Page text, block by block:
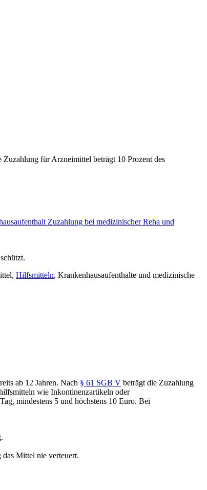
für Arzneimittel beträgt 10 Prozent des
Zuzahlung bei medizinischer Reha und
Hilfsmitteln, Krankenhausaufenthalte und medizinische
ab 12 Jahren. Nach § 61 SGB V beträgt die Zuzahlung
wie Inkontinenzartikeln oder
mindestens 5 und höchstens 10 Euro. Bei
Mittel nie verteuert.